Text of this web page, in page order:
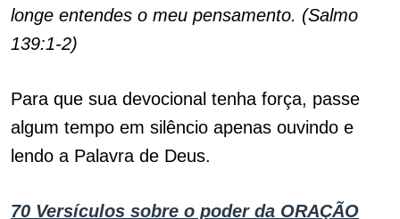
longe entendes o meu pensamento. (Salmo
139:1-2)
Para que sua devocional tenha força, passe
algum tempo em silêncio apenas ouvindo e
lendo a Palavra de Deus.
70 Versículos sobre o poder da ORAÇÃO